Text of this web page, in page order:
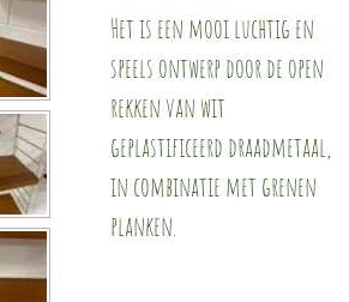
Het is een mooi luchtig en
speels ontwerp door de open
rekken van wit
geplastificeerd draadmetaal,
in combinatie met grenen
planken.